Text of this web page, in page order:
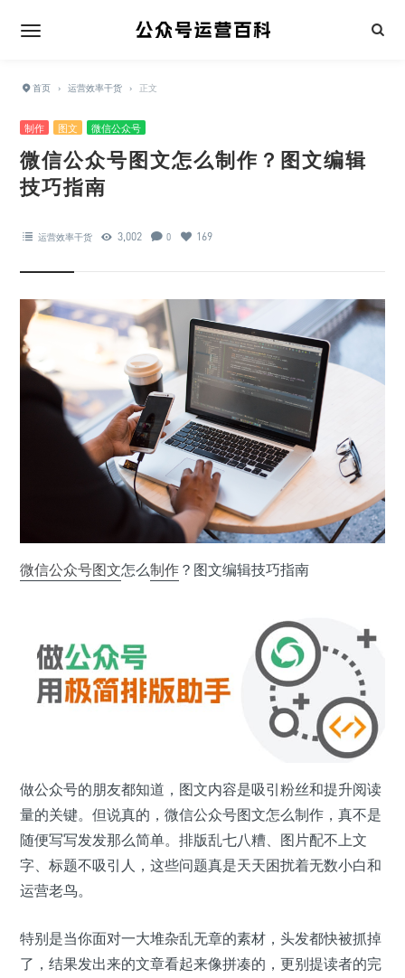
首页 › 运营效率干货 › 正文
制作 图文 微信公众号
微信公众号图文怎么制作？图文编辑
技巧指南
运营效率干货 3,002 0 169
微信公众号图文怎么制作 ？图文编辑技巧指南
做公众号的朋友都知道，图文内容是吸引粉丝和提升阅读
量的关键。但说真的，微信公众号图文怎么制作，真不是
随便写写发发那么简单。排版乱七八糟、图片配不上文
字、标题不吸引人，这些问题真是天天困扰着无数小白和
运营老鸟。
特别是当你面对一大堆杂乱无章的素材，头发都快被抓掉
了，结果发出来的文章看起来像拼凑的，更别提读者的完